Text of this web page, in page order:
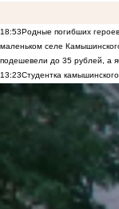
18:53Родные погибших
маленьком селе
подешевели до 35 рублей, а
13:23Студентка